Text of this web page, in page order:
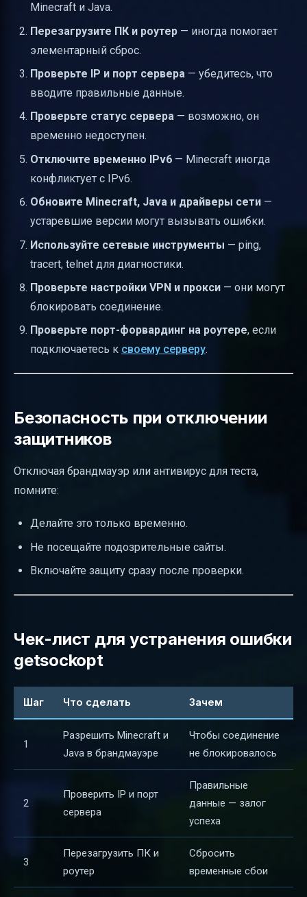
Minecraft и Java.
Перезагрузите ПК и роутер — иногда помогает
элементарный сброс.
Проверьте IP и порт сервера — убедитесь, что
вводите правильные данные.
Проверьте статус сервера — возможно, он
временно недоступен.
Отключите временно IPv6 — Minecraft иногда
конфликтует с IPv6.
Обновите Minecraft, Java и драйверы сети —
устаревшие версии могут вызывать ошибки.
Используйте сетевые инструменты — ping,
tracert, telnet для диагностики.
Проверьте настройки VPN и прокси — они могут
блокировать соединение.
Проверьте порт-форвардинг на роутере, если
подключаетесь к своему серверу.
Безопасность при отключении
защитников
Отключая брандмауэр или антивирус для теста,
помните:
Делайте это только временно.
Не посещайте подозрительные сайты.
Включайте защиту сразу после проверки.
Чек-лист для устранения ошибки
getsockopt
Шаг Что сделать Зачем
1
Разрешить Minecraft и
Java в брандмауэре
Чтобы соединение
не блокировалось
2
Проверить IP и порт
сервера
Правильные
данные — залог
успеха
3
Перезагрузить ПК и
роутер
Сбросить
временные сбои